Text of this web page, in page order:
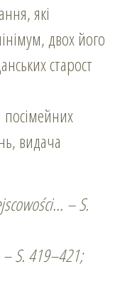
які
двох його
старост
посімейних
видача
– S.
– S. 419–421;